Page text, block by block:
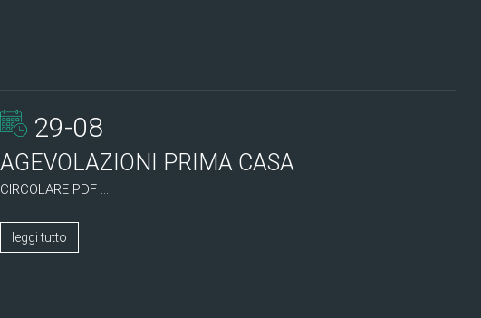
29-08
AGEVOLAZIONI PRIMA CASA
CIRCOLARE PDF ...
leggi tutto